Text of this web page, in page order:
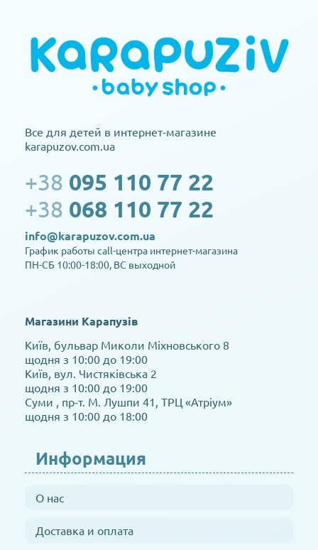
Все для детей в интернет-магазине
karapuzov.com.ua
+38 095 110 77 22
+38 068 110 77 22
info@karapuzov.com.ua
График работы call-центра интернет-магазина
ПН-СБ 10:00-18:00, ВС выходной
Магазини Карапузів
Київ, бульвар Миколи Міхновського 8
щодня з 10:00 до 19:00
Київ, вул. Чистяківська 2
щодня з 10:00 до 19:00
Суми , пр-т. М. Лушпи 41, ТРЦ «Атріум»
щодня з 10:00 до 18:00
Информация
О нас
Доставка и оплата